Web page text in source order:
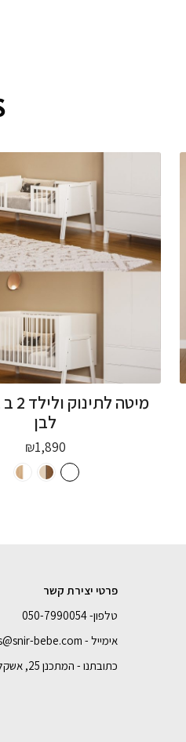
לבן
₪1,890
פרטי יצירת קשר
טלפון- 050-7990054
אימייל - sales@snir-bebe.com
כתובתנו - המתכנן 25, אשקלון